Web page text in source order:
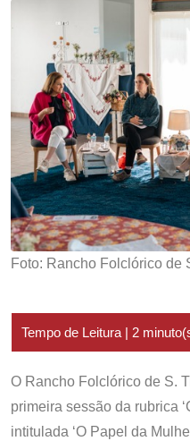
Foto: Rancho Folclórico de
O Rancho Folclórico de S.
primeira sessão da rubrica
intitulada ‘O Papel da